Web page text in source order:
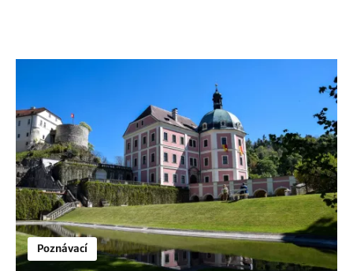
Poznávací